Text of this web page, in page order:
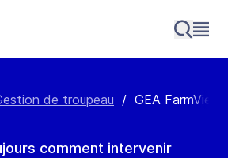
de troupeau / GEA FarmView
comment intervenir